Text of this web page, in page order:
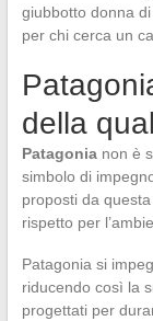
giubbotto donna
per chi cerca un
della
Patagonianon è
simbolo di
proposti da
rispetto per
Patagonia si
riducendo così la
progettati per